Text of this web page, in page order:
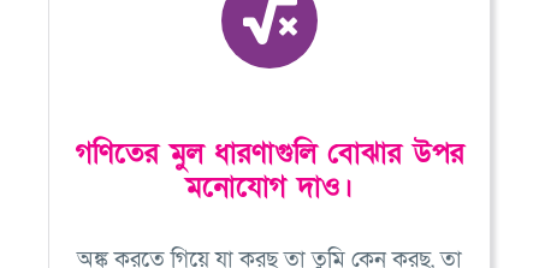
গণিতের মুল ধারণাগুলি বোঝার উপর
মনোযোগ দাও।
অঙ্ক করতে গিয়ে যা করছ তা তুমি কেন করছ, তা